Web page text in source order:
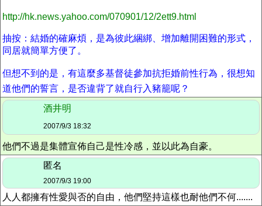
http://hk.news.yahoo.com/070901/12/2ett9.html
抽按：結婚的確麻煩，是為彼此綑綁、增加離開困難的形式，
同居就簡單方便了。
但想不到的是，有這麼多基督徒參加抗拒婚前性行為，很想知
道他們的誓言，是否違背了就自行入豬籠呢？
酒井明
2007/9/3 18:32
他們不過是集體宣佈自己是性冷感，並以此為自豪。
匿名
2007/9/3 19:00
人人都擁有性愛與否的自由，他們堅持這樣也耐他們不何.......